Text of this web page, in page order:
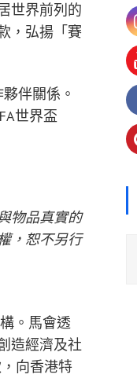
世界前列的
，弘揚「賽
伴關係。
世界盃
物品真實的
，恕不另行
。馬會透
造經濟及社
向香港特